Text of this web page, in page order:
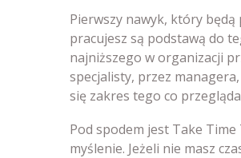
Pierwszy nawyk, który będą
pracujesz są podstawą do
najniższego w organizacji
specjalisty, przez
się zakres tego co
Pod spodem jest Take
myślenie. Jeżeli nie masz